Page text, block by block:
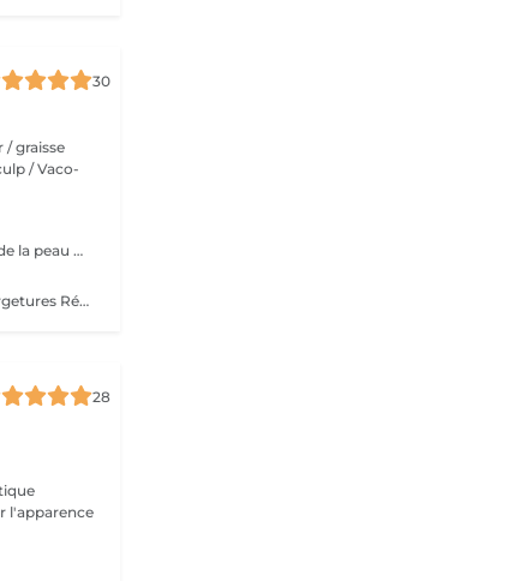
30
/ graisse
/ Vaco-
Elimine cellulite Graisse localisée Vergetures Fermeté de la peau Contre-indication Grossesse Diabète Épilepsie
Thérapie minceur Élimine cellulite Graisse localisée Vergetures Rétention d'eau
28
l'apparence